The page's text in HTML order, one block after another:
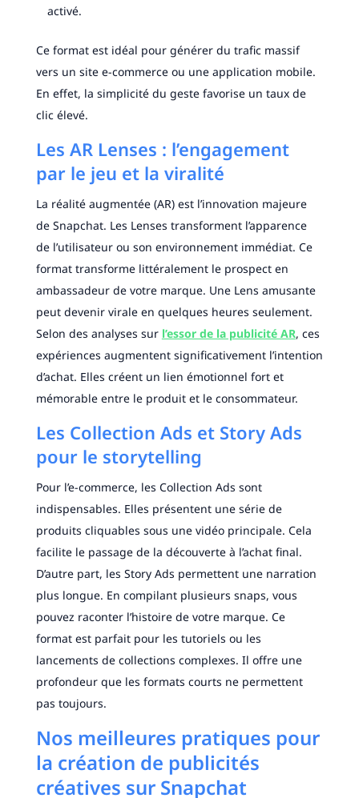
activé.
Ce format est idéal pour générer du trafic massif
vers un site e-commerce ou une application mobile.
En effet, la simplicité du geste favorise un taux de
clic élevé.
Les AR Lenses : l’engagement
par le jeu et la viralité
La réalité augmentée (AR) est l’innovation majeure
de Snapchat. Les Lenses transforment l’apparence
de l’utilisateur ou son environnement immédiat. Ce
format transforme littéralement le prospect en
ambassadeur de votre marque. Une Lens amusante
peut devenir virale en quelques heures seulement.
Selon des analyses sur l’essor de la publicité AR, ces
expériences augmentent significativement l’intention
d’achat. Elles créent un lien émotionnel fort et
mémorable entre le produit et le consommateur.
Les Collection Ads et Story Ads
pour le storytelling
Pour l’e-commerce, les Collection Ads sont
indispensables. Elles présentent une série de
produits cliquables sous une vidéo principale. Cela
facilite le passage de la découverte à l’achat final.
D’autre part, les Story Ads permettent une narration
plus longue. En compilant plusieurs snaps, vous
pouvez raconter l’histoire de votre marque. Ce
format est parfait pour les tutoriels ou les
lancements de collections complexes. Il offre une
profondeur que les formats courts ne permettent
pas toujours.
Nos meilleures pratiques pour
la création de publicités
créatives sur Snapchat